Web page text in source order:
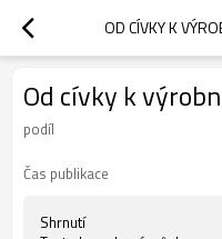
OD CÍVKY K
Od cívky k
podíl
Čas publikace
Shrnutí